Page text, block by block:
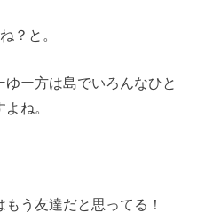
？と。
ー方は島でいろんなひと
ね。
う友達だと思ってる！